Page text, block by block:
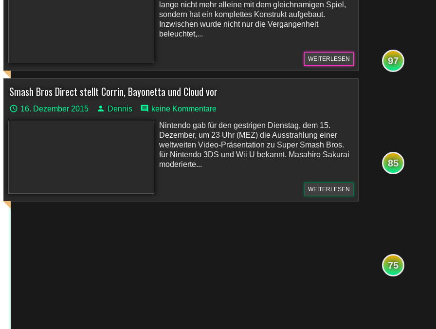
lange nicht mehr alleine mit dem gleichnamigen Spiel,
sondern hat ein komplettes Konstrukt aufgebaut.
Inzwischen wurde nicht nur die Vergangenheit
beleuchtet,...
WEITERLESEN
Smash Bros Direct stellt Corrin, Bayonetta und Cloud vor
16. Dezember 2015 Dennis
keine Kommentare
Nintendo gab für den gestrigen Dienstag, dem 15.
Dezember, um 23 Uhr (MEZ) die Ausstrahlung einer
weltweiten Video-Präsentation zu Super Smash Bros.
für Nintendo 3DS und Wii U bekannt. Masahiro Sakurai
moderierte...
WEITERLESEN
97
85
75